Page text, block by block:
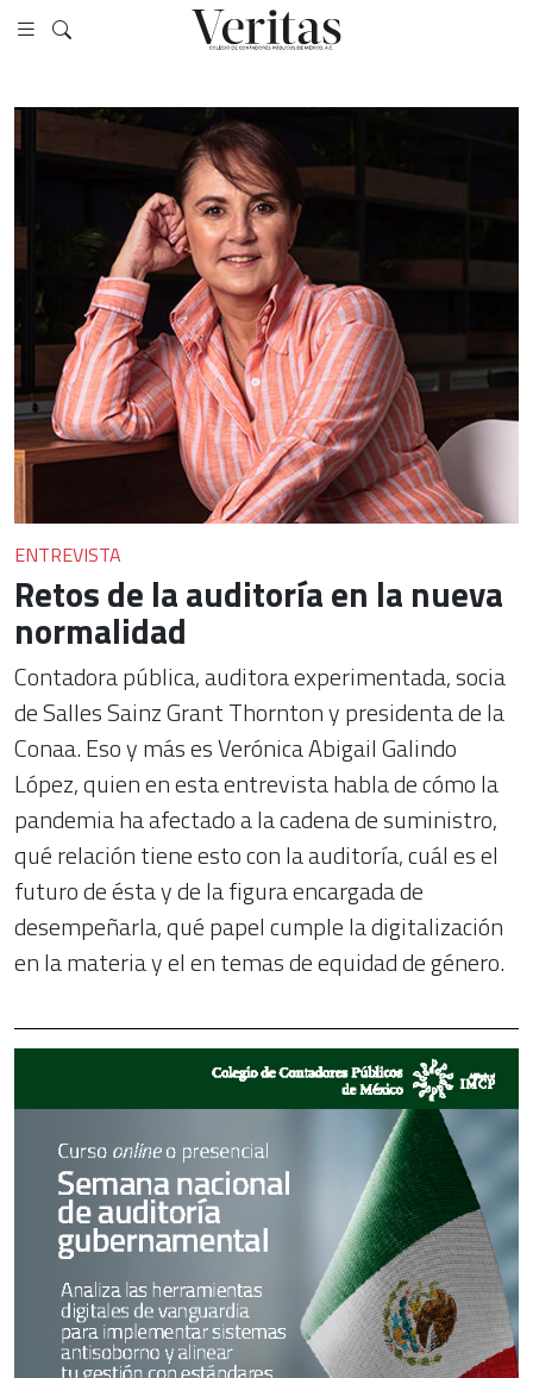
ENTREVISTA
Retos de la auditoría en la nueva
normalidad
Contadora pública, auditora experimentada, socia
de Salles Sainz Grant Thornton y presidenta de la
Conaa. Eso y más es Verónica Abigail Galindo
López, quien en esta entrevista habla de cómo la
pandemia ha afectado a la cadena de suministro,
qué relación tiene esto con la auditoría, cuál es el
futuro de ésta y de la figura encargada de
desempeñarla, qué papel cumple la digitalización
en la materia y el en temas de equidad de género.